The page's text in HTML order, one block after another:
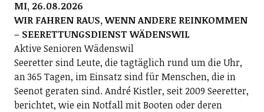
MI, 26.08.2026
WIR FAHREN RAUS, WENN ANDERE REINKOMMEN
– SEERETTUNGSDIENST WÄDENSWIL
Aktive Senioren Wädenswil
Seeretter sind Leute, die tagtäglich rund um die Uhr,
an 365 Tagen, im Einsatz sind für Menschen, die in
Seenot geraten sind. André Kistler, seit 2009 Seeretter,
berichtet, wie ein Notfall mit Booten oder deren